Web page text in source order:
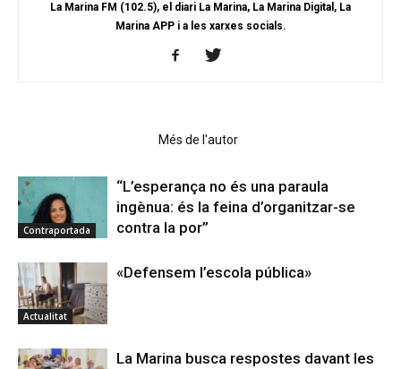
La Marina FM (102.5), el diari La Marina, La Marina Digital, La
Marina APP i a les xarxes socials.
Més de l'autor
Contraportada
“L’esperança no és una paraula
ingènua: és la feina d’organitzar-se
contra la por”
Actualitat
«Defensem l’escola pública»
La Marina busca respostes davant les